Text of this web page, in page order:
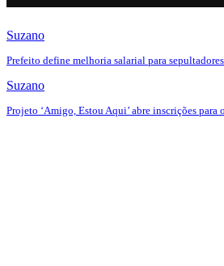
Suzano
Prefeito define melhoria salarial para
Suzano
Projeto ‘Amigo, Estou Aqui’ abre inscrições para